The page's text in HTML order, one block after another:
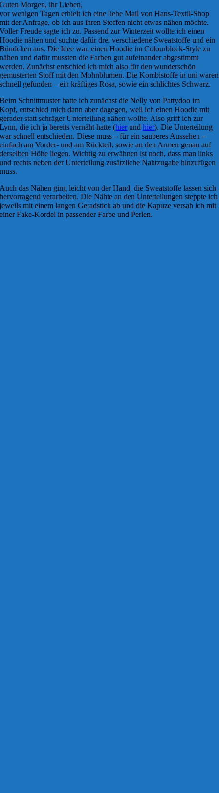
Guten Morgen, ihr Lieben,
vor wenigen Tagen erhielt ich eine liebe Mail von Hans-Textil-Shop
mit der Anfrage, ob ich aus ihren Stoffen nicht etwas nähen möchte.
Voller Freude sagte ich zu. Passend zur Winterzeit wollte ich einen
Hoodie nähen und suchte dafür drei verschiedene Sweatstoffe und ein
Bündchen aus. Die Idee war, einen Hoodie im Colourblock-Style zu
nähen und dafür mussten die Farben gut aufeinander abgestimmt
werden. Zunächst entschied ich mich also für den wunderschön
gemusterten Stoff mit den Mohnblumen. Die Kombistoffe in uni waren
schnell gefunden – ein kräftiges Rosa, sowie ein schlichtes Schwarz.
Beim Schnittmuster hatte ich zunächst die Nelly von Pattydoo im
Kopf, entschied mich dann aber dagegen, weil ich einen Hoodie mit
gerader statt schräger Unterteilung nähen wollte. Also griff ich zur
Lynn, die ich ja bereits vernäht hatte (hier undhier). Die Unterteilung
war schnell entschieden. Diese muss – für ein sauberes Aussehen –
einfach am Vorder- und am Rückteil, sowie an den Armen genau auf
derselben Höhe liegen. Wichtig zu erwähnen ist noch, dass man links
und rechts neben der Unterteilung zusätzliche Nahtzugabe hinzufügen
muss.
Auch das Nähen ging leicht von der Hand, die Sweatstoffe lassen sich
hervorragend verarbeiten. Die Nähte an den Unterteilungen steppte ich
jeweils mit einem langen Geradstich ab und die Kapuze versah ich mit
einer Fake-Kordel in passender Farbe und Perlen.